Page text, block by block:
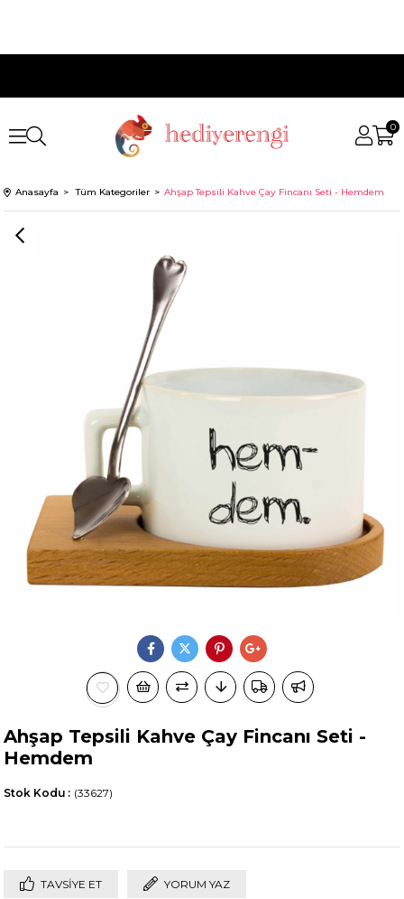
0
Anasayfa Tüm Kategoriler Ahşap Tepsili Kahve Çay Fincanı Seti - Hemdem
Ahşap Tepsili Kahve Çay Fincanı Seti -
Hemdem
(33627)
Stok Kodu
TAVSIYE ET YORUM YAZ